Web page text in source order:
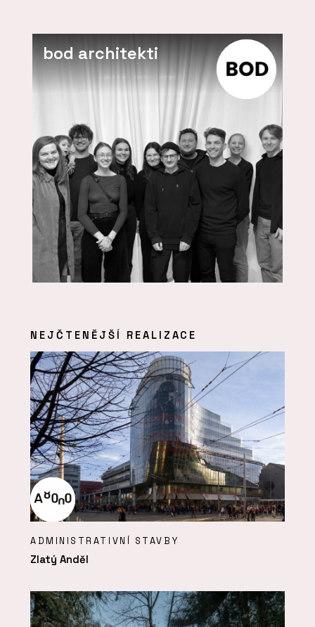
bod architekti
NEJČTENĚJŠÍ REALIZACE
ADMINISTRATIVNÍ STAVBY
Zlatý Anděl